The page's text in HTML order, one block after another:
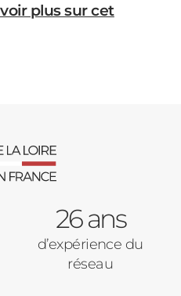
plus sur cet
26 ans
d’expérience du
réseau